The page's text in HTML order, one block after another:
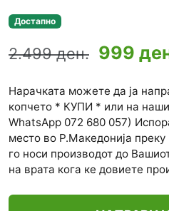
Достапно
2.499 ден. 999
Нарачката можете да ја
копчето * КУПИ * или на
WhatsApp 072 680 057)
место во Р.Македонија
го носи производот до
на врата кога ке довиете